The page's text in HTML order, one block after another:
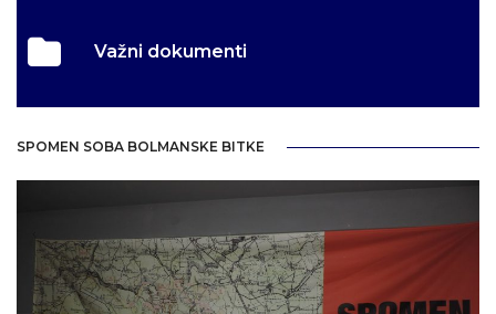
Važni dokumenti
SPOMEN SOBA BOLMANSKE BITKE